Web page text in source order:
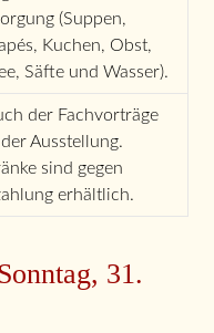
(Suppen,
Kuchen, Obst,
Säfte und Wasser).
der Fachvorträge
Ausstellung.
sind gegen
erhältlich.
31.